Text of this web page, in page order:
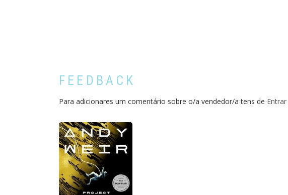
FEEDBACK
Para adicionares um comentário sobre o/a vendedor/a tens de Entrar